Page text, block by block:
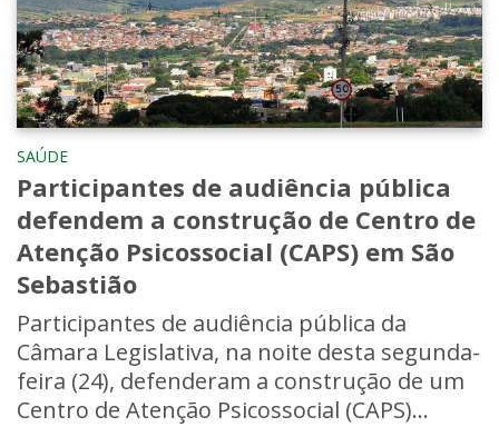
SAÚDE
Participantes de audiência pública
defendem a construção de Centro de
Atenção Psicossocial (CAPS) em São
Sebastião
Participantes de audiência pública da
Câmara Legislativa, na noite desta segunda-
feira (24), defenderam a construção de um
Centro de Atenção Psicossocial (CAPS)...